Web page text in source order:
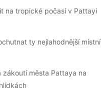
na tropické počasí v Pattayi
ty nejlahodnější místní
zákoutí města Pattaya na